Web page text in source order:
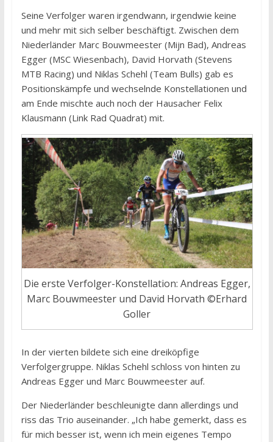
Seine Verfolger waren irgendwann, irgendwie keine
und mehr mit sich selber beschäftigt. Zwischen dem
Niederländer Marc Bouwmeester (Mijn Bad), Andreas
Egger (MSC Wiesenbach), David Horvath (Stevens
MTB Racing) und Niklas Schehl (Team Bulls) gab es
Positionskämpfe und wechselnde Konstellationen und
am Ende mischte auch noch der Hausacher Felix
Klausmann (Link Rad Quadrat) mit.
Die erste Verfolger-Konstellation: Andreas Egger,
Marc Bouwmeester und David Horvath ©Erhard
Goller
In der vierten bildete sich eine dreiköpfige
Verfolgergruppe. Niklas Schehl schloss von hinten zu
Andreas Egger und Marc Bouwmeester auf.
Der Niederländer beschleunigte dann allerdings und
riss das Trio auseinander. „Ich habe gemerkt, dass es
für mich besser ist, wenn ich mein eigenes Tempo